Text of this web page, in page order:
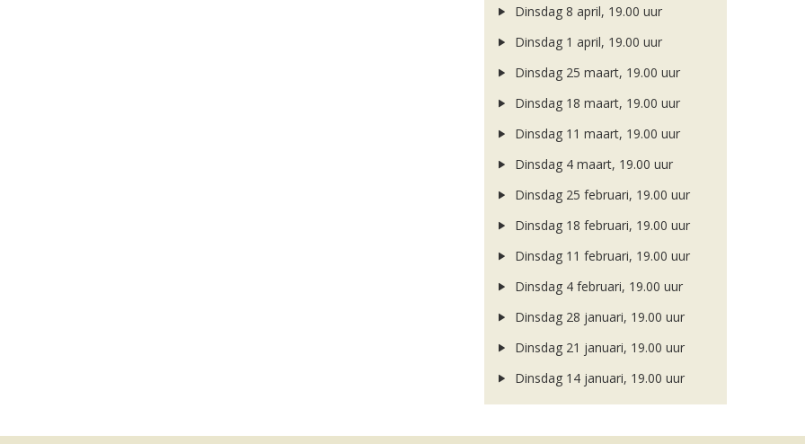
Dinsdag 8 april, 19.00 uur
Dinsdag 1 april, 19.00 uur
Dinsdag 25 maart, 19.00 uur
Dinsdag 18 maart, 19.00 uur
Dinsdag 11 maart, 19.00 uur
Dinsdag 4 maart, 19.00 uur
Dinsdag 25 februari, 19.00 uur
Dinsdag 18 februari, 19.00 uur
Dinsdag 11 februari, 19.00 uur
Dinsdag 4 februari, 19.00 uur
Dinsdag 28 januari, 19.00 uur
Dinsdag 21 januari, 19.00 uur
Dinsdag 14 januari, 19.00 uur